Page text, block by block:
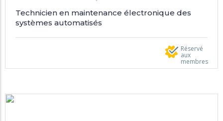
Technicien en maintenance électronique des
systèmes automatisés
Réservé
aux
membres